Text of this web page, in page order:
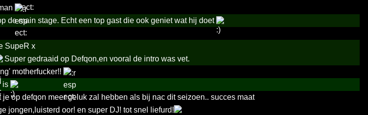
de main stage. Echt een top gast die ook geniet wat hij doet
SupeR x
Super gedraaid op Defqon,en vooral de intro was vet.
motherfucker!!
is
je op defqon meer geluk zal hebben als bij nac dit seizoen.. succes maat
jongen,luisterd oor! en super DJ! tot snel liefurd!